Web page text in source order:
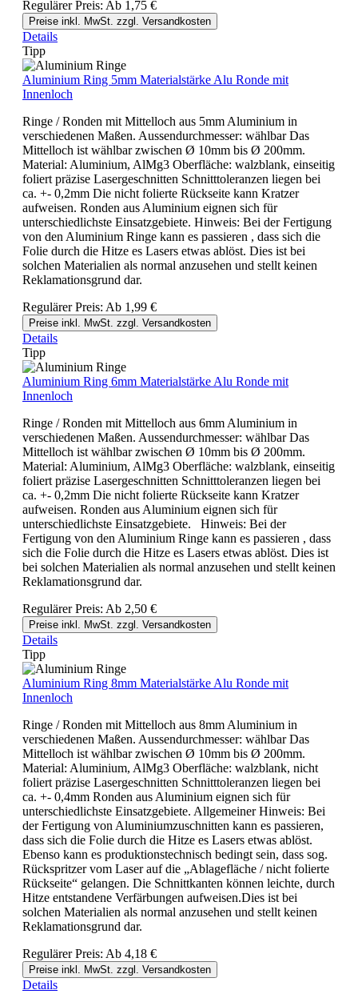
Regulärer Preis: Ab 1,75 €
Preise inkl. MwSt. zzgl. Versandkosten
Details
Tipp
Aluminium Ring 5mm Materialstärke Alu Ronde mit
Innenloch
Ringe / Ronden mit Mittelloch aus 5mm Aluminium in
verschiedenen Maßen. Aussendurchmesser: wählbar Das
Mittelloch ist wählbar zwischen Ø 10mm bis Ø 200mm.
Material: Aluminium, AlMg3 Oberfläche: walzblank, einseitig
foliert präzise Lasergeschnitten Schnitttoleranzen liegen bei
ca. +- 0,2mm Die nicht folierte Rückseite kann Kratzer
aufweisen. Ronden aus Aluminium eignen sich für
unterschiedlichste Einsatzgebiete. Hinweis: Bei der Fertigung
von den Aluminium Ringe kann es passieren , dass sich die
Folie durch die Hitze es Lasers etwas ablöst. Dies ist bei
solchen Materialien als normal anzusehen und stellt keinen
Reklamationsgrund dar.
Regulärer Preis: Ab 1,99 €
Preise inkl. MwSt. zzgl. Versandkosten
Details
Tipp
Aluminium Ring 6mm Materialstärke Alu Ronde mit
Innenloch
Ringe / Ronden mit Mittelloch aus 6mm Aluminium in
verschiedenen Maßen. Aussendurchmesser: wählbar Das
Mittelloch ist wählbar zwischen Ø 10mm bis Ø 200mm.
Material: Aluminium, AlMg3 Oberfläche: walzblank, einseitig
foliert präzise Lasergeschnitten Schnitttoleranzen liegen bei
ca. +- 0,2mm Die nicht folierte Rückseite kann Kratzer
aufweisen. Ronden aus Aluminium eignen sich für
unterschiedlichste Einsatzgebiete. Hinweis: Bei der
Fertigung von den Aluminium Ringe kann es passieren , dass
sich die Folie durch die Hitze es Lasers etwas ablöst. Dies ist
bei solchen Materialien als normal anzusehen und stellt keinen
Reklamationsgrund dar.
Regulärer Preis: Ab 2,50 €
Preise inkl. MwSt. zzgl. Versandkosten
Details
Tipp
Aluminium Ring 8mm Materialstärke Alu Ronde mit
Innenloch
Ringe / Ronden mit Mittelloch aus 8mm Aluminium in
verschiedenen Maßen. Aussendurchmesser: wählbar Das
Mittelloch ist wählbar zwischen Ø 10mm bis Ø 200mm.
Material: Aluminium, AlMg3 Oberfläche: walzblank, nicht
foliert präzise Lasergeschnitten Schnitttoleranzen liegen bei
ca. +- 0,4mm Ronden aus Aluminium eignen sich für
unterschiedlichste Einsatzgebiete. Allgemeiner Hinweis: Bei
der Fertigung von Aluminiumzuschnitten kann es passieren,
dass sich die Folie durch die Hitze es Lasers etwas ablöst.
Ebenso kann es produktionstechnisch bedingt sein, dass sog.
Rückspritzer vom Laser auf die „Ablagefläche / nicht folierte
Rückseite“ gelangen. Die Schnittkanten können leichte, durch
Hitze entstandene Verfärbungen aufweisen.Dies ist bei
solchen Materialien als normal anzusehen und stellt keinen
Reklamationsgrund dar.
Regulärer Preis: Ab 4,18 €
Preise inkl. MwSt. zzgl. Versandkosten
Details